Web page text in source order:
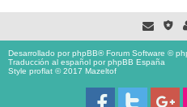
Desarrollado porphpBB® Forum Software ©
Traducción al español porphpBB España
Style proflat © 2017 Mazeltof